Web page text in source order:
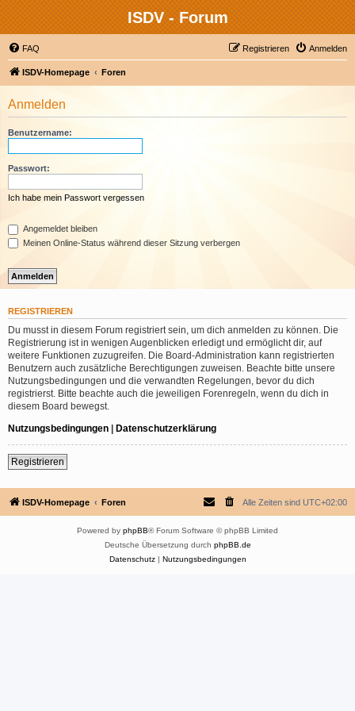
ISDV - Forum
FAQ Anmelden
Registrieren
ISDV-Homepage Foren
Anmelden
Benutzername:
Passwort:
Ich habe mein Passwort vergessen
Angemeldet bleiben
Meinen Online-Status während dieser Sitzung verbergen
REGISTRIEREN
Du musst in diesem Forum registriert sein, um dich anmelden zu können. Die
Registrierung ist in wenigen Augenblicken erledigt und ermöglicht dir, auf
weitere Funktionen zuzugreifen. Die Board-Administration kann registrierten
Benutzern auch zusätzliche Berechtigungen zuweisen. Beachte bitte unsere
Nutzungsbedingungen und die verwandten Regelungen, bevor du dich
registrierst. Bitte beachte auch die jeweiligen Forenregeln, wenn du dich in
diesem Board bewegst.
Nutzungsbedingungen | Datenschutzerklärung
Registrieren
ISDV-Homepage Foren Alle Zeiten sind UTC+02:00
Powered by phpBB® Forum Software © phpBB Limited
Deutsche Übersetzung durch phpBB.de
Datenschutz| Nutzungsbedingungen